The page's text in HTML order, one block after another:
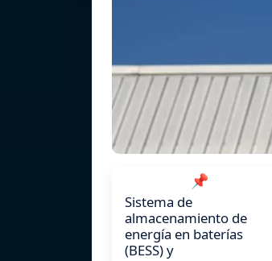
📌
Sistema de
almacenamiento de
energía en baterías
(BESS) y